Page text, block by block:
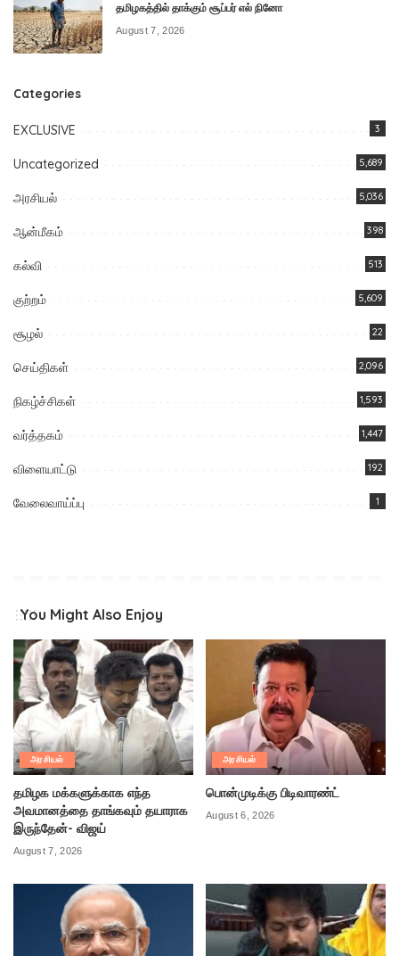
தமிழகத்தில் தாக்கும் சூப்பர் எல் நினோ
August 7, 2026
Categories
EXCLUSIVE 3
Uncategorized 5,689
அரசியல் 5,036
ஆன்மீகம் 398
கல்வி 513
குற்றம் 5,609
சூழல் 22
செய்திகள் 2,096
நிகழ்ச்சிகள் 1,593
வர்த்தகம் 1,447
விளையாட்டு 192
வேலைவாய்ப்பு 1
You Might Also Enjoy
அரசியல்
தமிழக மக்களுக்காக எந்த
அவமானத்தை தாங்கவும் தயாராக
இருந்தேன்- விஜய்
August 7, 2026
அரசியல்
பொன்முடிக்கு பிடிவாரண்ட்
August 6, 2026